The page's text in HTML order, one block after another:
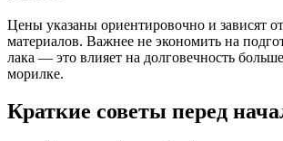
Цены указаны ориентировочно и зависят
материалов. Важнее не экономить на
лака — это влияет на долговечность
морилке.
Краткие советы перед